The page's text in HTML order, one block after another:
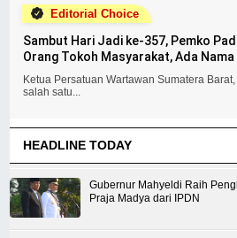
Editorial Choice
Sambut Hari Jadi ke-357, Pemko
Orang Tokoh Masyarakat, Ada Nama
Ketua Persatuan Wartawan Sumatera
salah satu...
HEADLINE TODAY
Gubernur Mahyeldi Raih
Praja Madya dari IPDN